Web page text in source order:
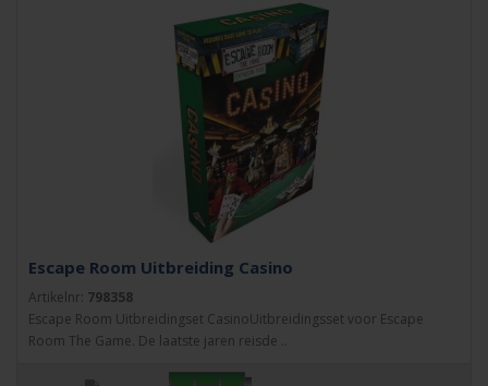
Escape Room Uitbreiding Casino
Artikelnr: 798358
Escape Room Uitbreidingset CasinoUitbreidingsset voor Escape
Room The Game. De laatste jaren reisde ..